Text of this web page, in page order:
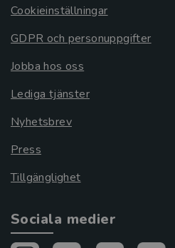
Cookieinställningar
GDPR och personuppgifter
Jobba hos oss
Lediga tjänster
Nyhetsbrev
Press
Tillgänglighet
Sociala medier